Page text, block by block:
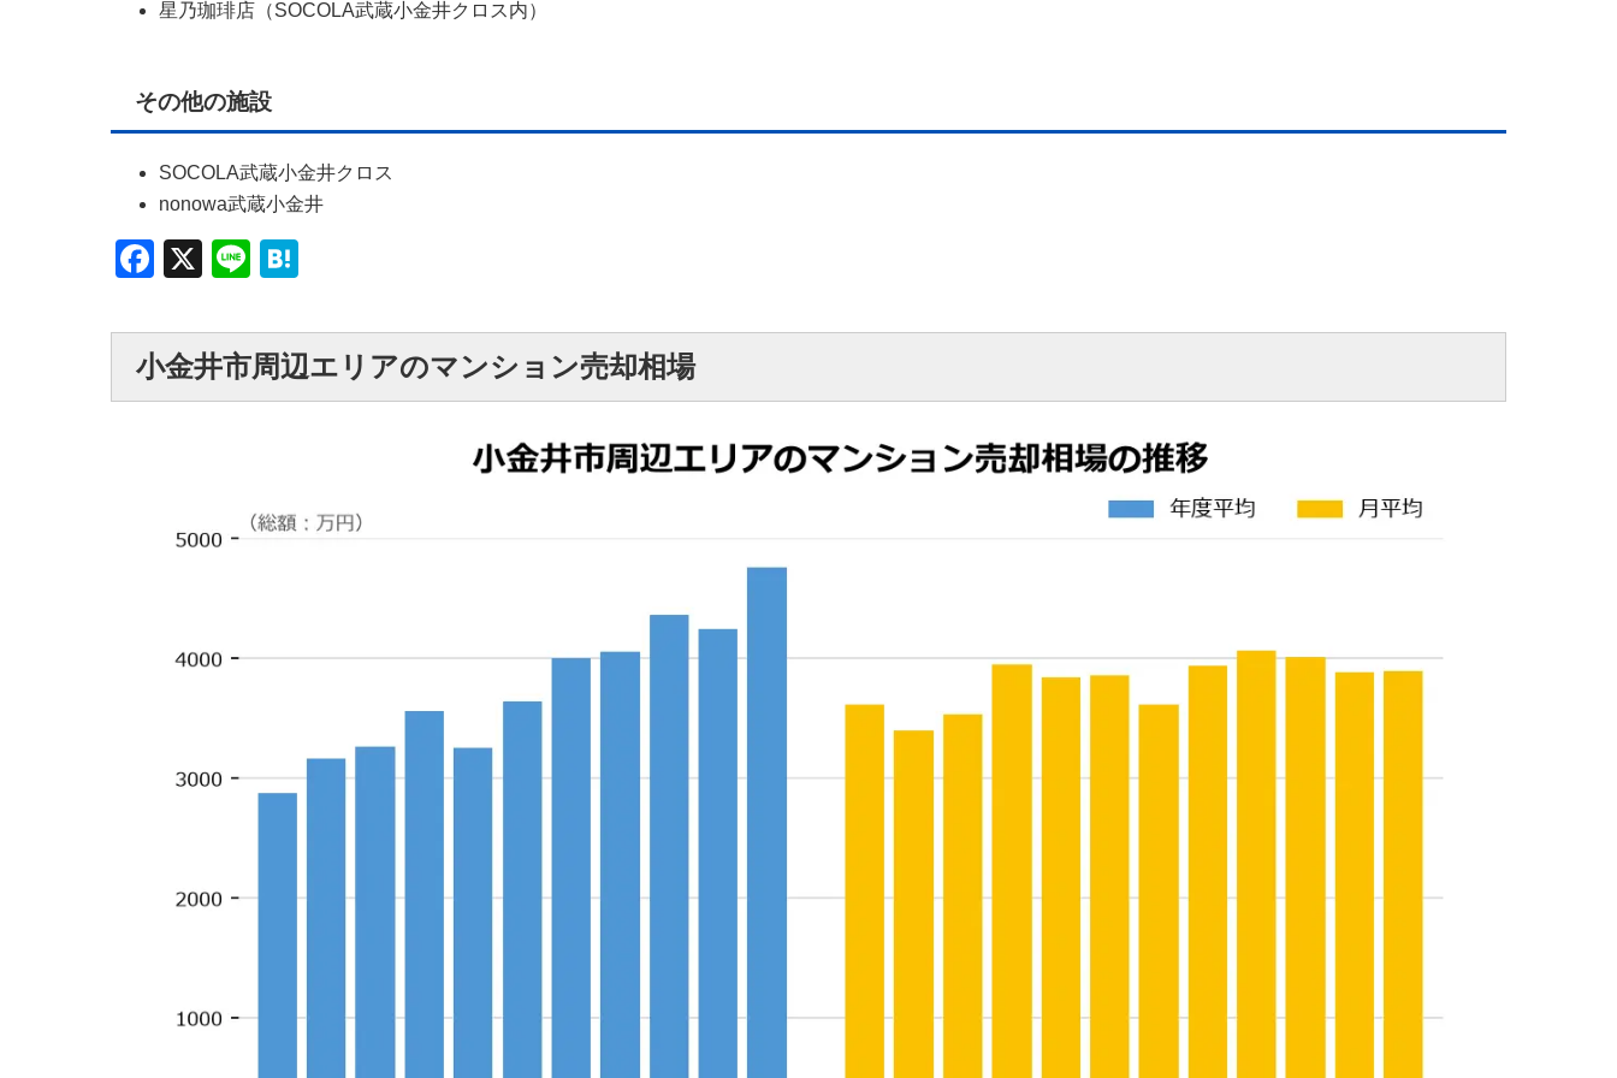
星乃珈琲店（SOCOLA武蔵小金井クロス内）
その他の施設
SOCOLA武蔵小金井クロス
nonowa武蔵小金井
Facebook
X Line
小金井市周辺エリアのマンション売却相場